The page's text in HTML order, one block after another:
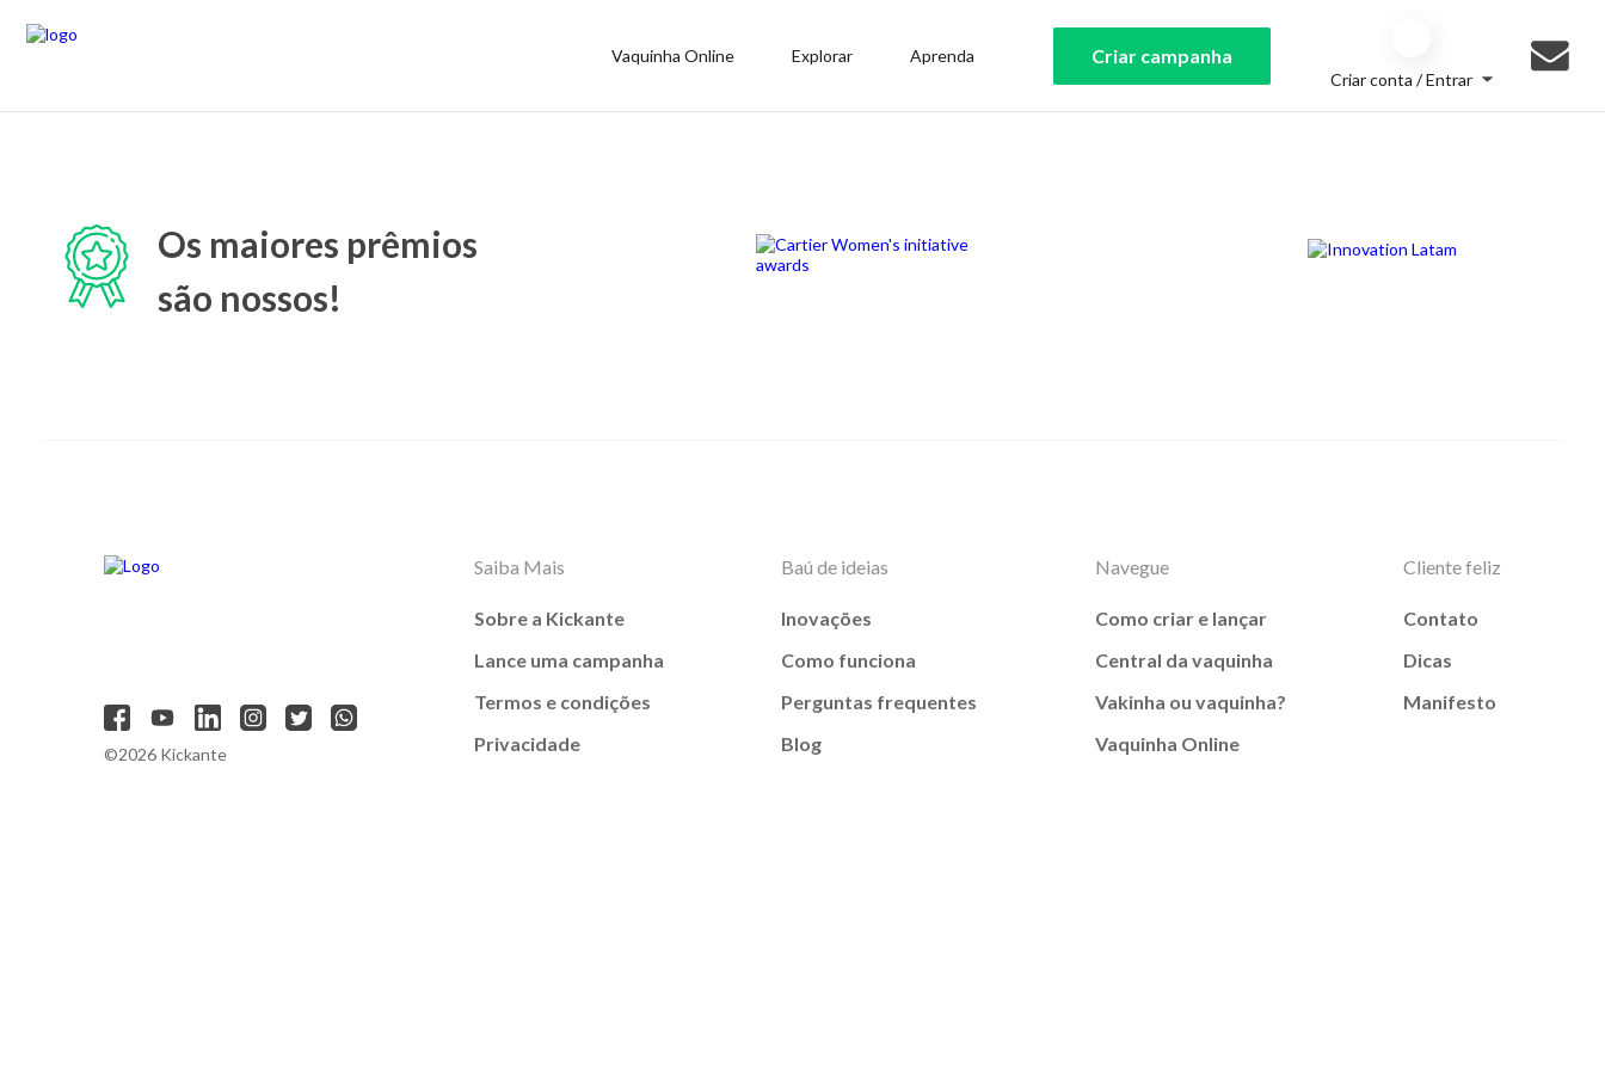
Vaquinha Online Explorar Aprenda Criar campanha
Criar conta / Entrar
Os maiores prêmios
são nossos!
©2026 Kickante
Saiba Mais
Sobre a Kickante
Lance uma campanha
Termos e condições
Privacidade
Baú de ideias
Inovações
Como funciona
Perguntas frequentes
Blog
Navegue
Como criar e lançar
Central da vaquinha
Vakinha ou vaquinha?
Vaquinha Online
Cliente feliz
Contato
Dicas
Manifesto